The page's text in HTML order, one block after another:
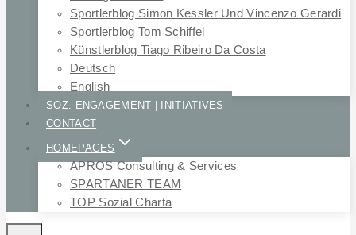
Sportlerblog Simon Kessler Und Vincenzo Gerardi
Sportlerblog Tom Schiffel
Künstlerblog Tiago Ribeiro Da Costa
Deutsch
English
SOZ. ENGAGEMENT | INITIATIVES
CONTACT
HOMEPAGES
APROS Consulting & Services
SPARTANER TEAM
TOP Sozial Charta